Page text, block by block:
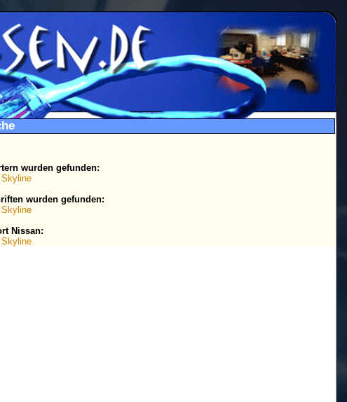
wurden gefunden:
Skyline
wurden gefunden:
Skyline
Nissan:
Skyline